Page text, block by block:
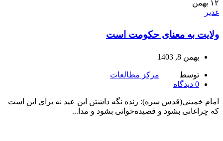
۱۲ بهمن
غدیر
ولایت به معنای حکومت است
بهمن 8, 1403
توسط
مرکز مطالعات
0 دیدگاه
امام خمینی(قدس سره): زنده نگه داشتن این عید نه برای این است
که چراغانی بشود و قصیده‌خوانی بشود و مدا...